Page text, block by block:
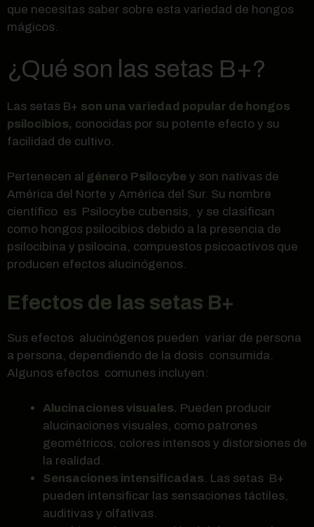
que necesitas saber sobre esta variedad de hongos
mágicos.
¿Qué son las setas B+?
Las setas B+ son una variedad popular de hongos
psilocibios, conocidas por su potente efecto y su
facilidad de cultivo.
Pertenecen al género Psilocybe y son nativas de
América del Norte y América del Sur. Su nombre
científico es Psilocybe cubensis, y se clasifican
como hongos psilocibios debido a la presencia de
psilocibina y psilocina, compuestos psicoactivos que
producen efectos alucinógenos.
Efectos de las setas B+
Sus efectos alucinógenos pueden variar de persona
a persona, dependiendo de la dosis consumida.
Algunos efectos comunes incluyen:
Alucinaciones visuales. Pueden producir
alucinaciones visuales, como patrones
geométricos, colores intensos y distorsiones de
la realidad.
Sensaciones intensificadas. Las setas B+
pueden intensificar las sensaciones táctiles,
auditivas y olfativas.